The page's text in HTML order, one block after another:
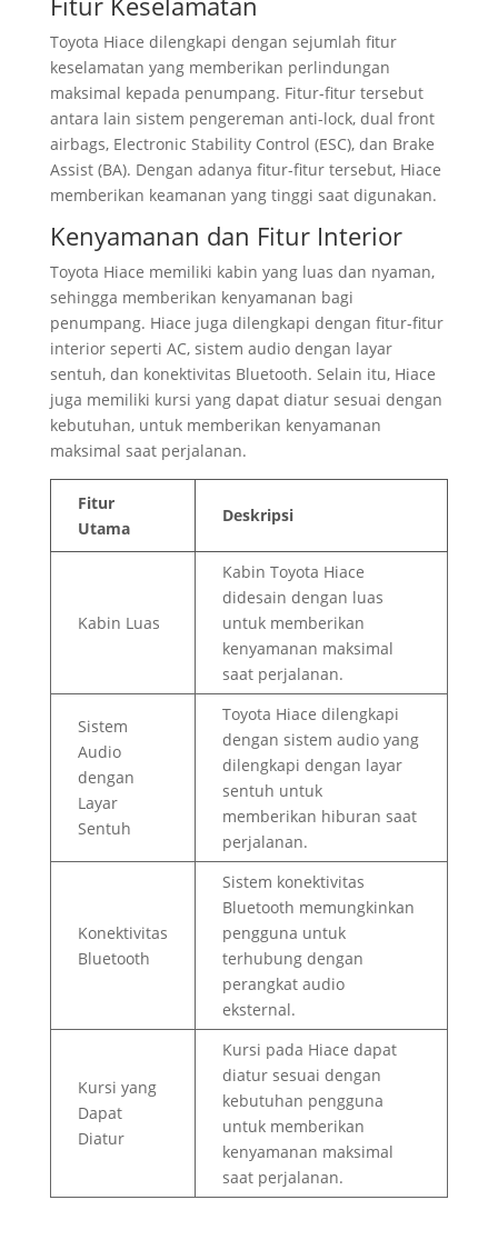
Toyota Hiace dilengkapi dengan sejumlah fitur
keselamatan yang memberikan perlindungan
maksimal kepada penumpang. Fitur-fitur tersebut
antara lain sistem pengereman anti-lock, dual front
airbags, Electronic Stability Control (ESC), dan Brake
Assist (BA). Dengan adanya fitur-fitur tersebut, Hiace
memberikan keamanan yang tinggi saat digunakan.
Kenyamanan dan Fitur Interior
Toyota Hiace memiliki kabin yang luas dan nyaman,
sehingga memberikan kenyamanan bagi
penumpang. Hiace juga dilengkapi dengan fitur-fitur
interior seperti AC, sistem audio dengan layar
sentuh, dan konektivitas Bluetooth. Selain itu, Hiace
juga memiliki kursi yang dapat diatur sesuai dengan
kebutuhan, untuk memberikan kenyamanan
maksimal saat perjalanan.
Fitur
Utama
Deskripsi
Kabin Luas
Kabin Toyota Hiace
didesain dengan luas
untuk memberikan
kenyamanan maksimal
saat perjalanan.
Sistem
Audio
dengan
Layar
Sentuh
Toyota Hiace dilengkapi
dengan sistem audio yang
dilengkapi dengan layar
sentuh untuk
memberikan hiburan saat
perjalanan.
Konektivitas
Bluetooth
Sistem konektivitas
Bluetooth memungkinkan
pengguna untuk
terhubung dengan
perangkat audio
eksternal.
Kursi yang
Dapat
Diatur
Kursi pada Hiace dapat
diatur sesuai dengan
kebutuhan pengguna
untuk memberikan
kenyamanan maksimal
saat perjalanan.